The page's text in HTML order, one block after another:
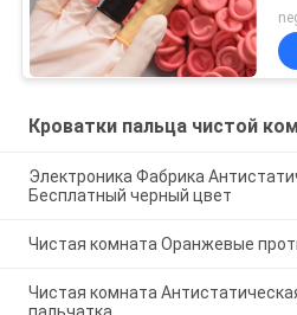
Кроватки пальца чистой
Электроника Фабрика
Бесплатный черный цвет
Чистая комната Оранжевые
Чистая комната